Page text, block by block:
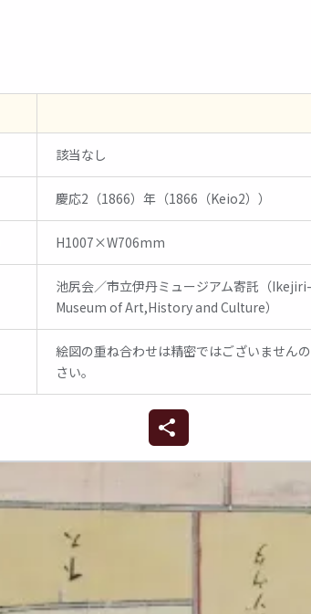
該当なし
慶応2（1866）年（1866（Keio2））
H1007×W706mm
池尻会／市立伊丹ミュージアム寄託（
Museum of Art,History and Culture）
絵図の重ね合わせは精密ではございません
さい。